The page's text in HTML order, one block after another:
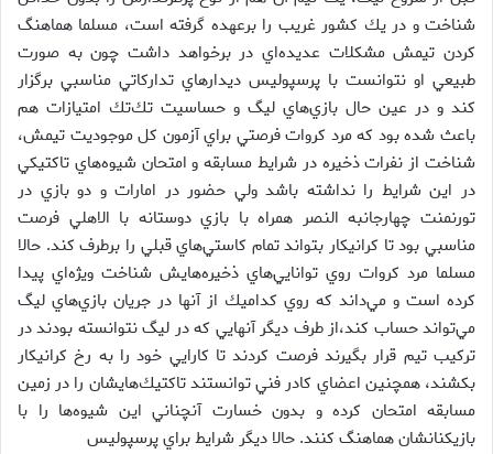
شناخت و در يك كشور غريب را برعهده گرفته است، مسلما هماهنگ
كردن تيمش مشكلات عديده‌اي در برخواهد داشت چون به صورت
طبيعي او نتوانست با پرسپوليس ديدارهاي تداركاتي مناسبي برگزار
كند و در عين حال بازي‌هاي ليگ و حساسيت تك‌تك امتيازات هم
باعث شده بود كه مرد كروات فرصتي براي آزمون كل موجوديت تيمش،
شناخت از نفرات ذخيره در شرايط مسابقه و امتحان شيوه‌هاي تاكتيكي
در اين شرايط را نداشته باشد ولي حضور در امارات و دو بازي در
تورنمنت چهارجانبه النصر همراه با بازي دوستانه با الاهلي فرصت
مناسبي بود تا كرانيكار بتواند تمام كاستي‌هاي قبلي را برطرف كند. حالا
مسلما مرد كروات روي توانايي‌هاي ذخيره‌هايش شناخت ويژه‌اي پيدا
كرده است و مي‌داند كه روي كداميك از آنها در جريان بازي‌هاي ليگ
مي‌تواند حساب كند،‌از طرف ديگر آنهايي كه در ليگ نتوانسته بودند در
تركيب تيم قرار بگيرند فرصت كردند تا كارايي خود را به رخ كرانيكار
بكشند، همچنين اعضاي كادر فني توانستند تاكتيك‌هايشان را در زمين
مسابقه امتحان كرده و بدون خسارت آنچناني اين شيوه‌ها را با
بازيكنانشان هماهنگ كنند. حالا ديگر شرايط براي پرسپوليس